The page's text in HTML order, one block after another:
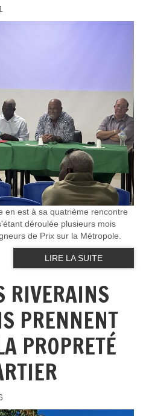
est à sa quatrième rencontre
déroulée plusieurs mois
de Prix sur la Métropole.
LIRE LA SUITE
RIVERAINS
PRENNENT
PROPRETÉ